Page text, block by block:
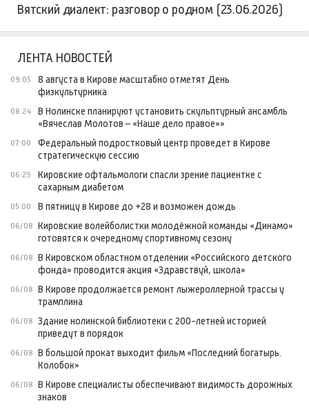
Вятский диалект: разговор о родном (23.06.2026)
ЛЕНТА НОВОСТЕЙ
09:05
8 августа в Кирове масштабно отметят День
физкультурника
08:24
В Нолинске планируют установить скульптурный ансамбль
«Вячеслав Молотов – «Наше дело правое»»
07:00
Федеральный подростковый центр проведет в Кирове
стратегическую сессию
06:25
Кировские офтальмологи спасли зрение пациентке с
сахарным диабетом
05:00 В пятницу в Кирове до +28 и возможен дождь
06/08 Кировские волейболистки молодёжной команды «Динамо»
готовятся к очередному спортивному сезону
06/08 В Кировском областном отделении «Российского детского
фонда» проводится акция «Здравствуй, школа»
06/08 В Кирове продолжается ремонт лыжероллерной трассы у
трамплина
06/08 Здание нолинской библиотеки с 200-летней историей
приведут в порядок
06/08 В большой прокат выходит фильм «Последний богатырь.
Колобок»
06/08 В Кирове специалисты обеспечивают видимость дорожных
знаков